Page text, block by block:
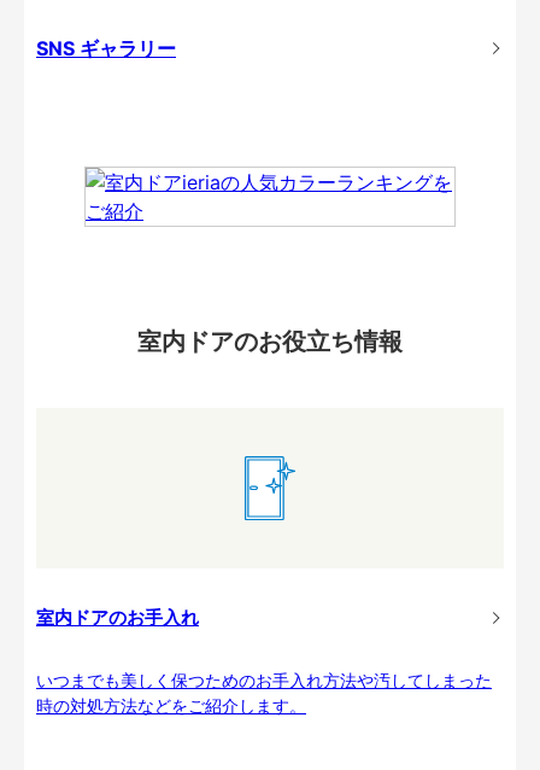
SNS ギャラリー
室内ドアのお役立ち情報
室内ドアのお手入れ
いつまでも美しく保つためのお手入れ方法や汚してしまった
時の対処方法などをご紹介します。